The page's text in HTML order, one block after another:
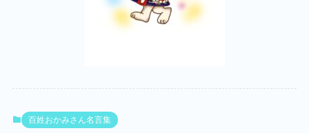
百姓おかみさん名言集